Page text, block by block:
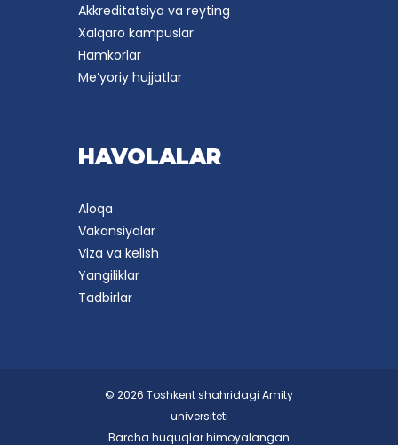
Akkreditatsiya va reyting
Xalqaro kampuslar
Hamkorlar
Me’yoriy hujjatlar
HAVOLALAR
Aloqa
Vakansiyalar
Viza va kelish
Yangiliklar
Tadbirlar
© 2026 Toshkent shahridagi Amity
universiteti
Barcha huquqlar himoyalangan